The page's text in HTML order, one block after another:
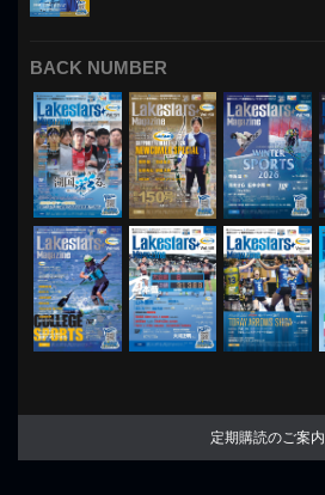
BACK NUMBER
定期購読のご案内